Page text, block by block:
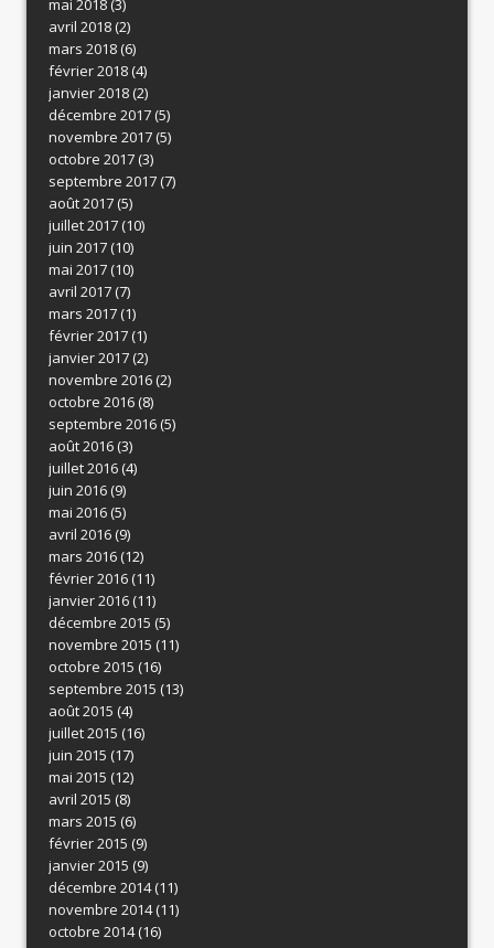
mai 2018(3)
avril 2018(2)
mars 2018(6)
février 2018(4)
janvier 2018(2)
décembre 2017(5)
novembre 2017(5)
octobre 2017(3)
septembre 2017(7)
août 2017(5)
juillet 2017(10)
juin 2017(10)
mai 2017(10)
avril 2017(7)
mars 2017(1)
février 2017(1)
janvier 2017(2)
novembre 2016(2)
octobre 2016(8)
septembre 2016(5)
août 2016(3)
juillet 2016(4)
juin 2016(9)
mai 2016(5)
avril 2016(9)
mars 2016(12)
février 2016(11)
janvier 2016(11)
décembre 2015 (5)
novembre 2015 (11)
octobre 2015 (16)
septembre 2015 (13)
août 2015 (4)
juillet 2015 (16)
juin 2015 (17)
mai 2015 (12)
avril 2015 (8)
mars 2015 (6)
février 2015 (9)
janvier 2015 (9)
décembre 2014(11)
novembre 2014(11)
octobre 2014(16)